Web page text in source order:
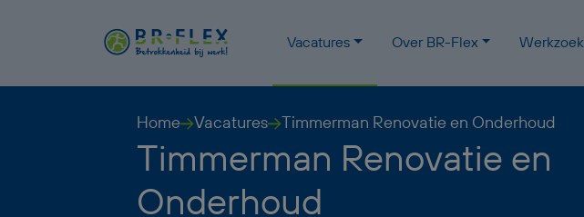
Vacatures Over BR-Flex
Home Vacatures Timmerman Renovatie en Onderhoud
Timmerman Renovatie en
Onderhoud